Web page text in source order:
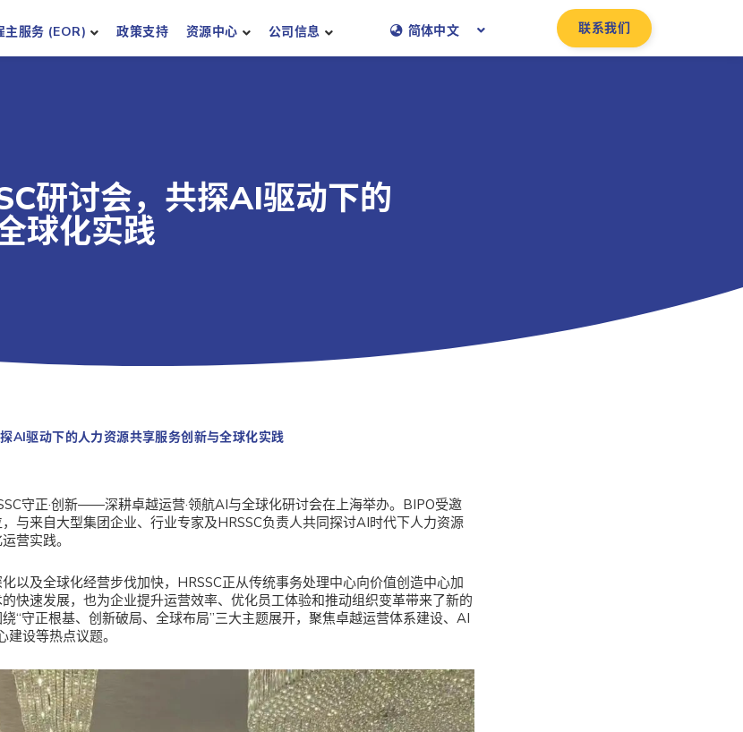
主服务 (EOR) 政策支持 资源中心 公司信息 简体中文 联系我们
研讨会，共探AI驱动下的
球化实践
AI驱动下的人力资源共享服务创新与全球化实践
守正·创新——深耕卓越运营·领航AI与全球化研讨会在上海举办。BIPO受邀
与来自大型集团企业、行业专家及HRSSC负责人共同探讨AI时代下人力资源
营实践。
以及全球化经营步伐加快，HRSSC正从传统事务处理中心向价值创造中心加
快速发展，也为企业提升运营效率、优化员工体验和推动组织变革带来了新的
“守正根基、创新破局、全球布局”三大主题展开，聚焦卓越运营体系建设、AI
设等热点议题。